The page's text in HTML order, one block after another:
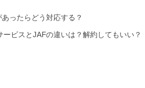
ったらどう対応する？
ービスとJAFの違いは？解約してもいい？